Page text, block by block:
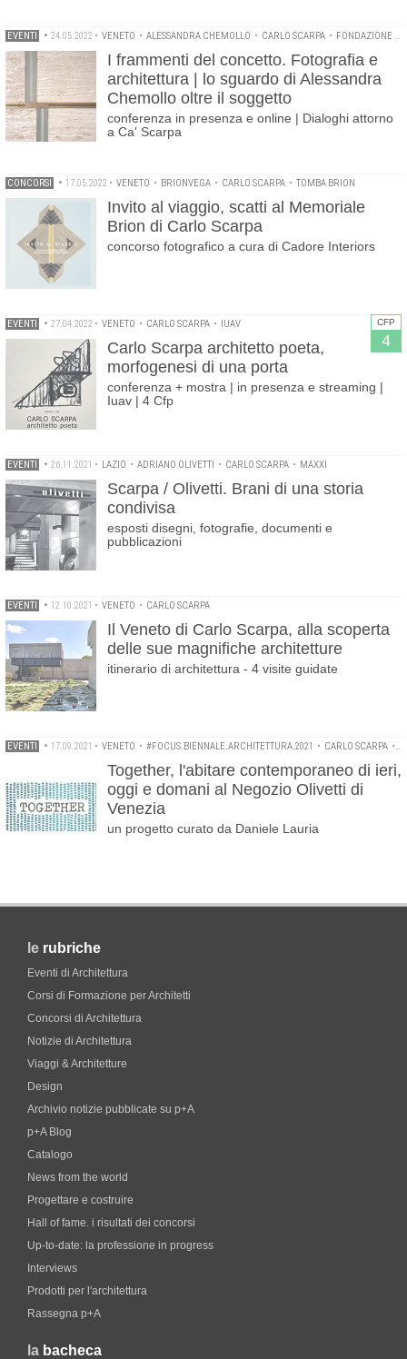
EVENTI • 24.05.2022 • VENETO • ALESSANDRA CHEMOLLO • CARLO SCARPA • FONDAZIONE BENETTON STUDI RICERCHE
I frammenti del concetto. Fotografia e
architettura | lo sguardo di Alessandra
Chemollo oltre il soggetto
conferenza in presenza e online | Dialoghi attorno
a Ca' Scarpa
CONCORSI • 17.05.2022 • VENETO • BRIONVEGA • CARLO SCARPA • TOMBA BRION
Invito al viaggio, scatti al Memoriale
Brion di Carlo Scarpa
concorso fotografico a cura di Cadore Interiors
CFP
4
EVENTI • 27.04.2022 • VENETO • CARLO SCARPA • IUAV
Carlo Scarpa architetto poeta,
morfogenesi di una porta
conferenza + mostra | in presenza e streaming |
Iuav | 4 Cfp
EVENTI • 26.11.2021 • LAZIO • ADRIANO OLIVETTI • CARLO SCARPA • MAXXI
Scarpa / Olivetti. Brani di una storia
condivisa
esposti disegni, fotografie, documenti e
pubblicazioni
EVENTI • 12.10.2021 • VENETO • CARLO SCARPA
Il Veneto di Carlo Scarpa, alla scoperta
delle sue magnifiche architetture
itinerario di architettura - 4 visite guidate
EVENTI • 17.09.2021 • VENETO • #FOCUS.BIENNALE.ARCHITETTURA.2021 • CARLO SCARPA •
Together, l'abitare contemporaneo di ieri,
oggi e domani al Negozio Olivetti di
Venezia
un progetto curato da Daniele Lauria
le rubriche
Eventi di Architettura
Corsi di Formazione per Architetti
Concorsi di Architettura
Notizie di Architettura
Viaggi & Architetture
Design
Archivio notizie pubblicate su p+A
p+A Blog
Catalogo
News from the world
Progettare e costruire
Hall of fame. i risultati dei concorsi
Up-to-date: la professione in progress
Interviews
Prodotti per l'architettura
Rassegna p+A
la bacheca